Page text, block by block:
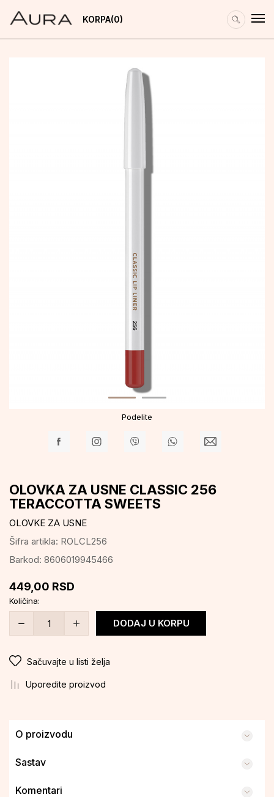
KORPA 0
Podelite
OLOVKA ZA USNE CLASSIC 256
TERACCOTTA SWEETS
OLOVKE ZA USNE
Šifra artikla: ROLCL256
Barkod: 8606019945466
449,00 RSD
Količina:
DODAJ U KORPU
Sačuvajte u listi želja
Uporedite proizvod
O proizvodu
Sastav
Komentari